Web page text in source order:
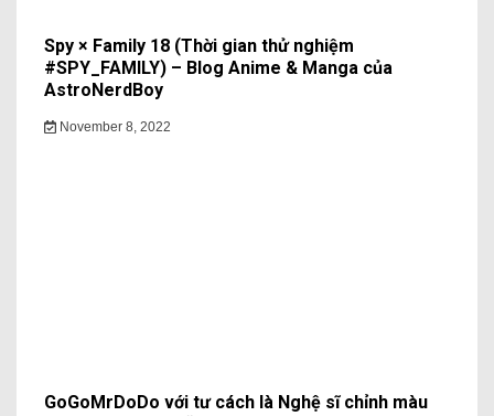
Spy × Family 18 (Thời gian thử nghiệm
#SPY_FAMILY) – Blog Anime & Manga của
AstroNerdBoy
November 8, 2022
GoGoMrDoDo với tư cách là Nghệ sĩ chỉnh màu